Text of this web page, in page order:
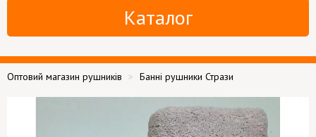
Каталог
Оптовий магазин рушників Банні рушники Стрази